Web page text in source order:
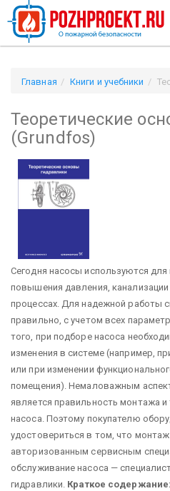
Главная Книги и учебники
Теоретические
(Grundfos)
Сегодня насосы используются
повышения давления,
процессах. Для надежной работы
правильно, с учетом всех
того, при подборе насоса
изменения в системе (например,
или при изменении
помещения). Немаловажным
является правильность монтажа и
насоса. Поэтому покупателю
удостовериться в том, что
авторизованным сервисным
обслуживание насоса —
гидравлики. Краткое содержание: